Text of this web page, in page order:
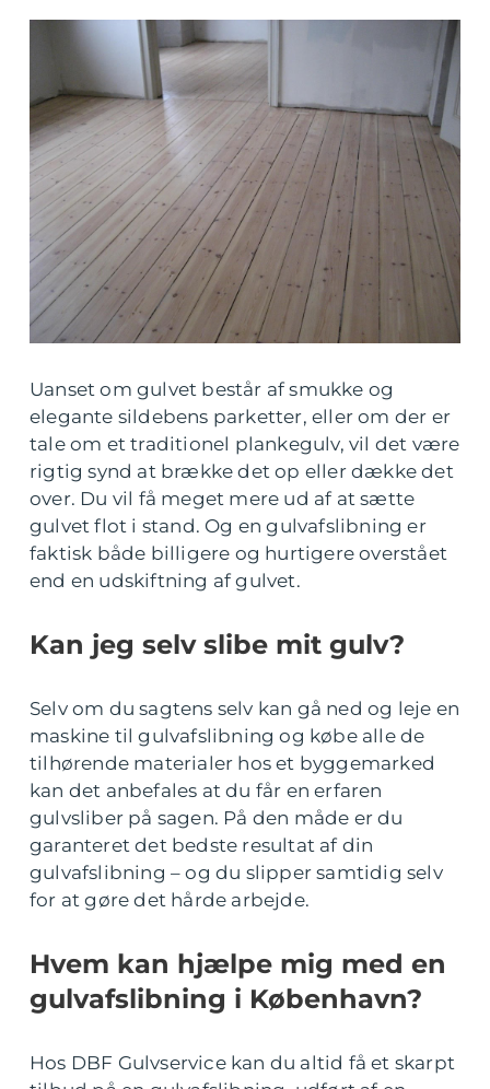
Uanset om gulvet består af smukke og
elegante sildebens parketter, eller om der er
tale om et traditionel plankegulv, vil det være
rigtig synd at brække det op eller dække det
over. Du vil få meget mere ud af at sætte
gulvet flot i stand. Og en gulvafslibning er
faktisk både billigere og hurtigere overstået
end en udskiftning af gulvet.
Kan jeg selv slibe mit gulv?
Selv om du sagtens selv kan gå ned og leje en
maskine til gulvafslibning og købe alle de
tilhørende materialer hos et byggemarked
kan det anbefales at du får en erfaren
gulvsliber på sagen. På den måde er du
garanteret det bedste resultat af din
gulvafslibning – og du slipper samtidig selv
for at gøre det hårde arbejde.
Hvem kan hjælpe mig med en
gulvafslibning i København?
Hos DBF Gulvservice kan du altid få et skarpt